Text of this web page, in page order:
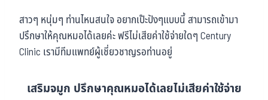
สาวๆ หนุ่มๆ ท่านไหนสนใจ อยากเป๊ะปังๆแบบนี้ สามารถเข้ามา
ปรึกษาให้คุณหมอได้เลยค่ะ ฟรีไม่เสียค่าใช้จ่ายใดๆ Century
Clinic เรามีทีมแพทย์ผู้เชี่ยวชาญรอท่านอยู่
เสริมจมูก ปรึกษาคุณหมอได้เลยไม่เสียค่าใช้จ่าย